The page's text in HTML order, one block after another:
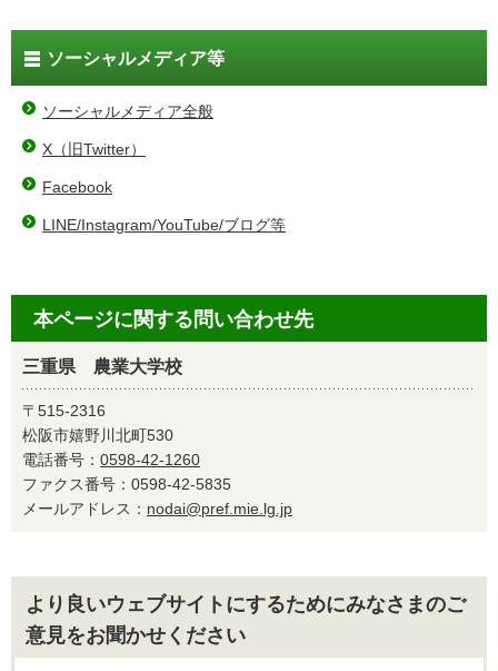
ソーシャルメディア等
ソーシャルメディア全般
X（旧Twitter）
Facebook
LINE/Instagram/YouTube/ブログ等
本ページに関する問い合わせ先
三重県 農業大学校
〒515-2316
松阪市嬉野川北町530
電話番号： 0598-42-1260
ファクス番号：0598-42-5835
メールアドレス： nodai@pref.mie.lg.jp
より良いウェブサイトにするためにみなさまのご
意見をお聞かせください